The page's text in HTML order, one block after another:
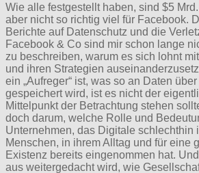
Wie alle festgestellt haben, sind $5
aber nicht so richtig viel für Facebook.
Berichte auf Datenschutz und die
Facebook & Co sind mir schon lange
zu beschreiben, warum es sich lohnt
und ihren Strategien
ein „Aufreger“ ist, was so an Daten
gespeichert wird, ist es nicht der
Mittelpunkt der Betrachtung stehen
doch darum, welche Rolle und
Unternehmen, das Digitale schlechthin
Menschen, in ihrem Alltag und für eine
Existenz bereits eingenommen hat.
aus weitergedacht wird, wie